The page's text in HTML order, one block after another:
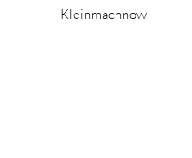
Kleinmachnow